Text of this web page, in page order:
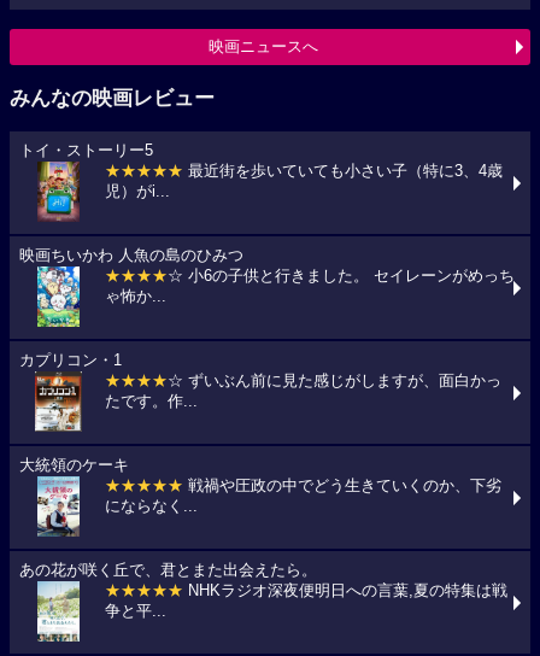
映画ニュースへ
みんなの映画レビュー
トイ・ストーリー5
★★★★★ 最近街を歩いていても小さい子（特に3、4歳
児）がi...
映画ちいかわ 人魚の島のひみつ
★★★★☆ 小6の子供と行きました。 セイレーンがめっち
ゃ怖か...
カプリコン・1
★★★★☆ ずいぶん前に見た感じがしますが、面白かっ
たです。作...
大統領のケーキ
★★★★★ 戦禍や圧政の中でどう生きていくのか、下劣
にならなく...
あの花が咲く丘で、君とまた出会えたら。
★★★★★ NHKラジオ深夜便明日への言葉,夏の特集は戦
争と平...